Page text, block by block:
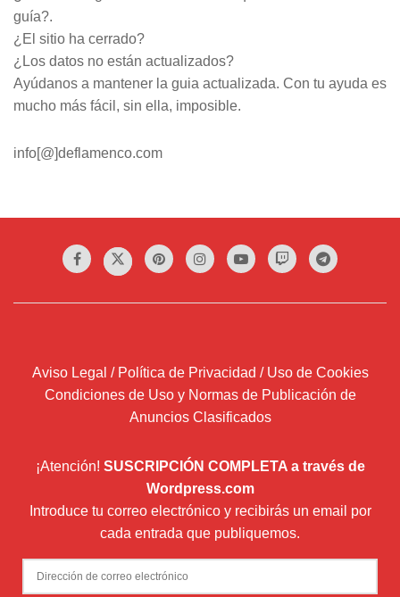
guía?.
¿El sitio ha cerrado?
¿Los datos no están actualizados?
Ayúdanos a mantener la guia actualizada. Con tu ayuda es
mucho más fácil, sin ella, imposible.
info[@]deflamenco.com
Aviso Legal / Política de Privacidad / Uso de Cookies
Condiciones de Uso y Normas de Publicación de
Anuncios Clasificados
¡Atención! SUSCRIPCIÓN COMPLETA a través de
Wordpress.com
Introduce tu correo electrónico y recibirás un email por
cada entrada que publiquemos.
Dirección
de